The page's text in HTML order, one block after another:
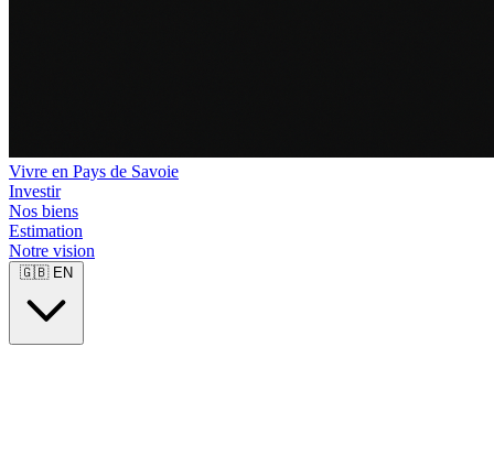
Vivre en Pays de Savoie
Investir
Nos biens
Estimation
Notre vision
🇬🇧 EN